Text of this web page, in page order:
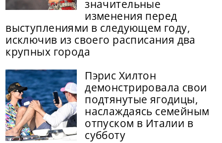
значительные
изменения перед
выступлениями в следующем году,
исключив из своего расписания два
крупных города
Пэрис Хилтон
демонстрировала свои
подтянутые ягодицы,
наслаждаясь семейным
отпуском в Италии в
субботу